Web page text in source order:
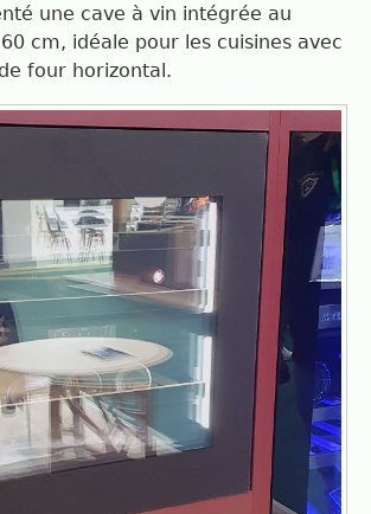
une cave à vin intégrée au
cm, idéale pour les cuisines avec
four horizontal.